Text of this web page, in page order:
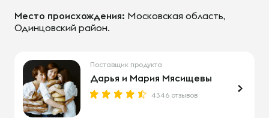
Место происхождения: Московская область,
Одинцовский район.
Поставщик продукта
Дарья и Мария Мясищевы
4346 отзывов